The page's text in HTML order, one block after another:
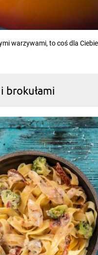
warzywami, to coś dla
brokułami